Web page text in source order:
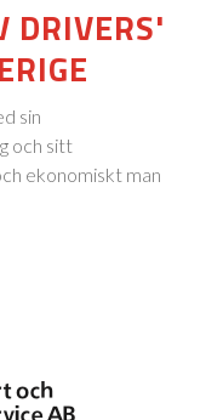
DRIVERS'
sin
och sitt
ekonomiskt man